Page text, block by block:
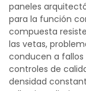
paneles
para la función
compuesta
las vetas,
conducen a fallos
controles de
densidad